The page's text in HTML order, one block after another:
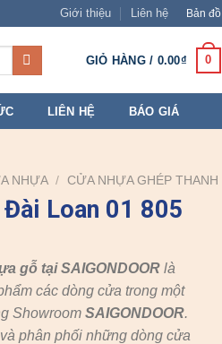
Giới thiệu Liên hệ Bản đồ
GIỎ HÀNG / 0.00₫ 0
LIÊN HỆ BÁO GIÁ
NHỰA / CỬA NHỰA GHÉP THANH
Loan 01 805
gỗ tại SAIGONDOOR là
các dòng cửa trong một
ShowroomSAIGONDOOR.
phân phối những dòng cửa